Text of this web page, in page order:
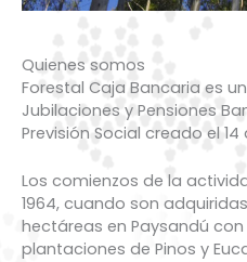
Quienes somos
Forestal Caja Bancaria es
Jubilaciones y Pensiones
Previsión Social creado el 14
Los comienzos de la
1964, cuando son
hectáreas en Paysandú
plantaciones de Pinos y